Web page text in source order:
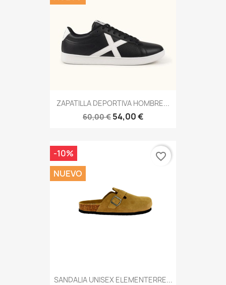
ZAPATILLA DEPORTIVA HOMBRE...
60,00 € 54,00 €
SANDALIA UNISEX ELEMENTERRE...
-10%
NUEVO
favorite_border